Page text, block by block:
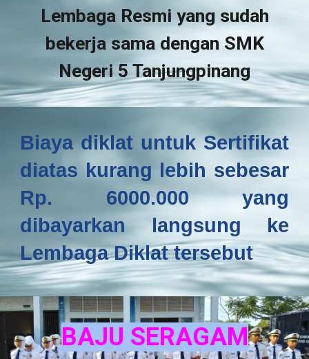
Lembaga Resmi yang sudah
bekerja sama dengan SMK
Negeri 5 Tanjungpinang
Biaya diklat untuk Sertifikat
diatas kurang lebih sebesar
Rp. 6000.000 yang
dibayarkan langsung ke
Lembaga Diklat tersebut
BAJU SERAGAM